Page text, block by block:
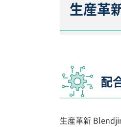
生産革
配
生産革新